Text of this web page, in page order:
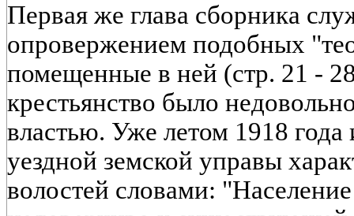
Первая же глава сборника
опровержением подобных
помещенные в ней (стр. 21 -
крестьянство было
властью. Уже летом 1918 года
уездной земской управы
волостей словами: